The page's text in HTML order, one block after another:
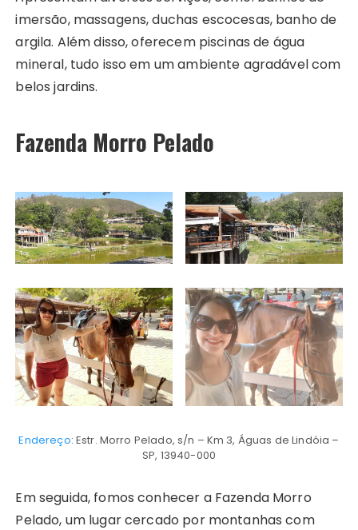
imersão, massagens, duchas escocesas, banho de
argila. Além disso, oferecem piscinas de água
mineral, tudo isso em um ambiente agradável com
belos jardins.
Fazenda Morro Pelado
Endereço: Estr. Morro Pelado, s/n – Km 3, Águas de Lindóia –
SP, 13940-000
Em seguida, fomos conhecer a Fazenda Morro
Pelado, um lugar cercado por montanhas com